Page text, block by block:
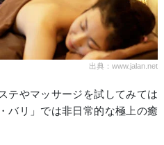
出典：www.jalan.net
テやマッサージを試してみては
バリ」では非日常的な極上の癒